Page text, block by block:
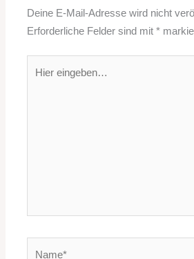
Deine E-Mail-Adresse wird nicht
Erforderliche Felder sind mit*
eingeben…